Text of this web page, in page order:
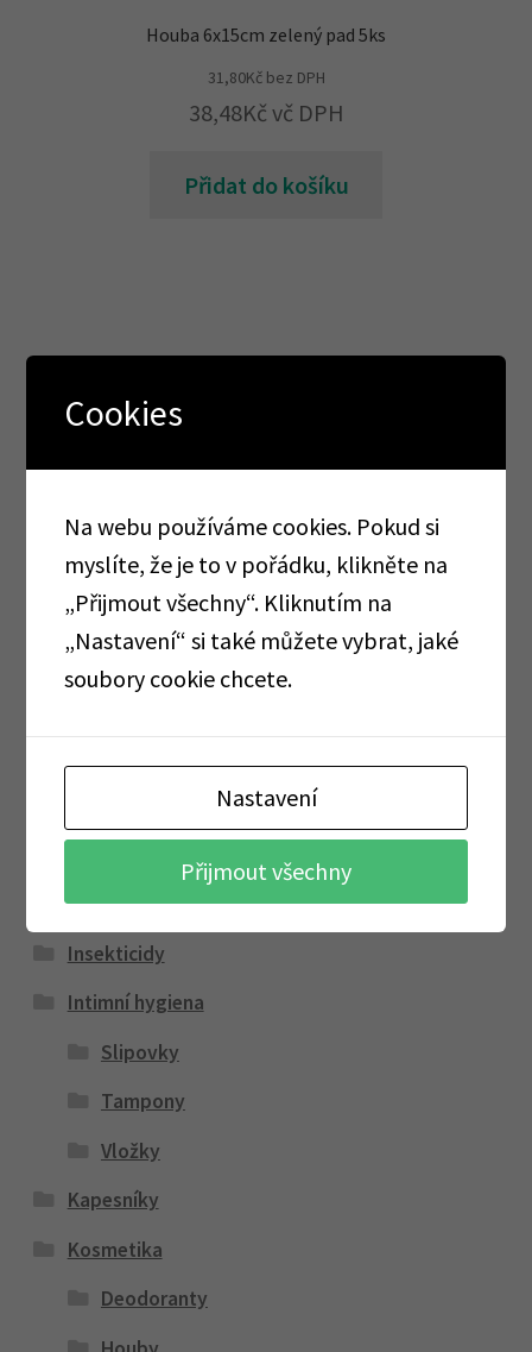
Houba 6x15cm zelený pad 5ks
31,80Kčbez DPH
38,48Kč vč DPH
Přidat do košíku
Kategorie produktu
TOTÁLNÍ VÝPRODEJ
AKCE CORMEN
Alobaly, pečící papíry, sáčky, folie
Dávkovače a zásobníky
GASTRO
Insekticidy
Intimní hygiena
Slipovky
Tampony
Vložky
Kapesníky
Kosmetika
Deodoranty
Cookies
Na webu používáme cookies. Pokud si
myslíte, že je to v pořádku, klikněte na
„Přijmout všechny“. Kliknutím na
„Nastavení“ si také můžete vybrat, jaké
soubory cookie chcete.
Nastavení
Přijmout všechny